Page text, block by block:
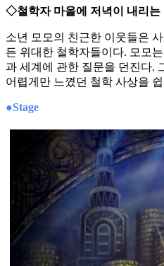
◇철학자 마을에 저녁이 내리는
소년 모모의 친근한 이웃들은
든 위대한 철학자들이다. 모모
과 세계에 관한 질문을 던진다.
어렵게만 느꼈던 철학 사상을
●Stage